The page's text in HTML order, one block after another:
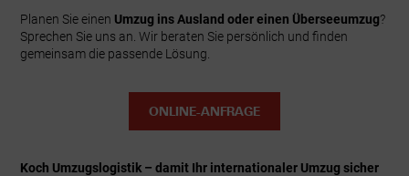
Planen Sie einen Umzug ins Ausland oder einen Überseeumzug?
Sprechen Sie uns an. Wir beraten Sie persönlich und finden
gemeinsam die passende Lösung.
ONLINE-ANFRAGE
Koch Umzugslogistik – damit Ihr internationaler Umzug sicher